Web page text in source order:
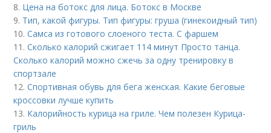
8. Цена на ботокс для лица. Ботокс в Москве
9. Тип, какой фигуры. Тип фигуры: груша (гинекоидный тип)
10.Самса из готового слоеного теста. С фаршем
11.Сколько калорий сжигает 114 минут Просто танца.
Сколько калорий можно сжечь за одну тренировку в
спортзале
12.Спортивная обувь для бега женская. Какие беговые
кроссовки лучше купить
13. Калорийность курица на гриле. Чем полезен Курица-
гриль